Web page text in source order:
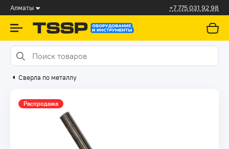
Алматы +7 775 031 92 98
Сверла по металлу
Распродажа